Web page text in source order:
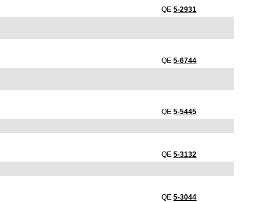
QE5-2931
QE5-6744
QE5-5445
QE5-3132
QE5-3044